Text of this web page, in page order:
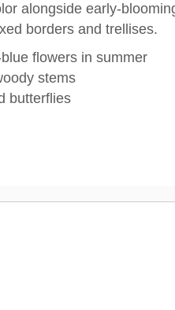
alongside early-
borders and trellises.
flowers in summer
stems
butterflies